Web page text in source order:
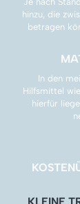
hinzu, die
betragen
In den
Hilfsmittel
hierfür